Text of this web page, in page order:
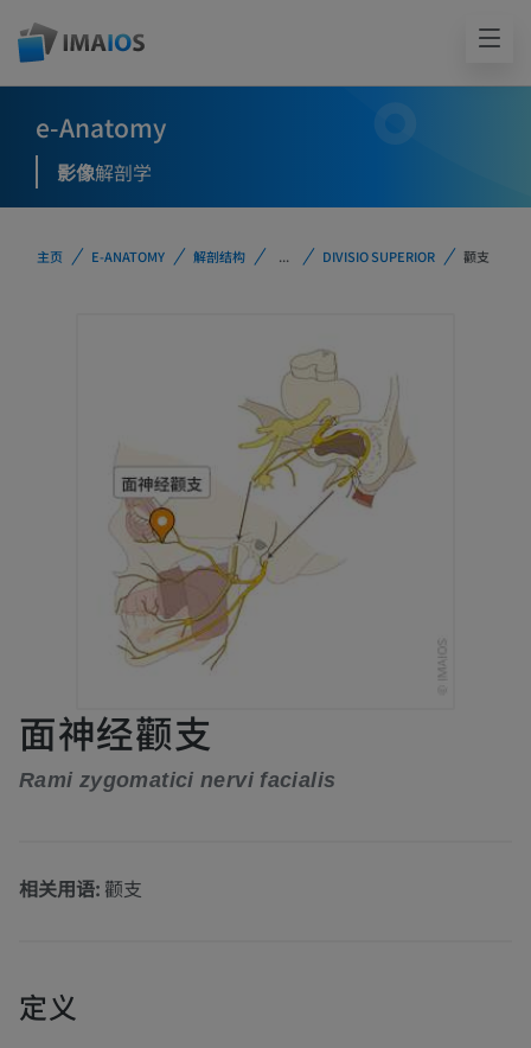
e-Anatomy
影像解剖学
主页 E-ANATOMY 解剖结构 ... DIVISIO SUPERIOR 颧支
面神经颧支
Rami zygomatici nervi facialis
相关用语: 颧支
定义